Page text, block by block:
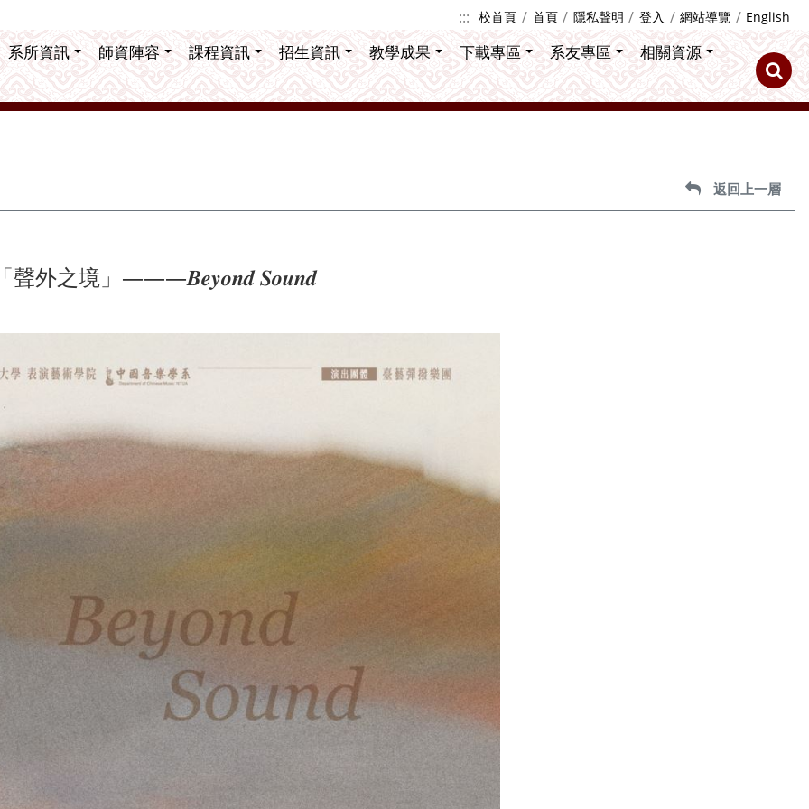
::: 校首頁 首頁 隱私聲明 登入 網站導覽 English
系所資訊 師資陣容 課程資訊 招生資訊 教學成果 下載專區 系友專區 相關資源
返回上一層
聲外之境」———𝑩𝒆𝒚𝒐𝒏𝒅 𝑺𝒐𝒖𝒏𝒅